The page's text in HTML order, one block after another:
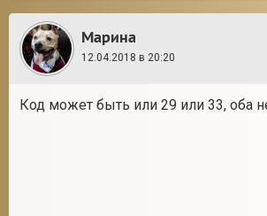
Марина
12.04.2018 в 20:20
Код может быть или 29 или 33, оба